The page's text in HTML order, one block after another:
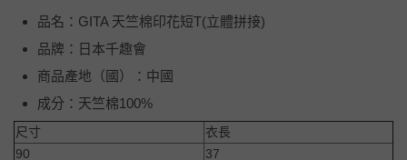
品名：GITA 天竺棉印花短T(立體拼接)
品牌：日本千趣會
商品產地（國）：中國
成分：天竺棉100%
尺寸
衣長
90
37